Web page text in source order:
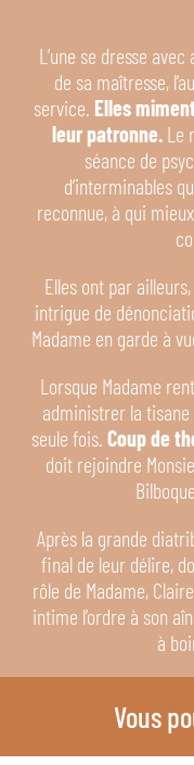
L’une se dresse
de sa maîtresse,
service. Elles
leur patronne. Le
séance de
d’interminables
reconnue, à qui
Elles ont par
intrigue de
Madame en garde à
Lorsque Madame
administrer la tisane
seule fois. Coup de
doit rejoindre
Après la grande
final de leur délire,
rôle de Madame,
intime l’ordre à son
à
Vous